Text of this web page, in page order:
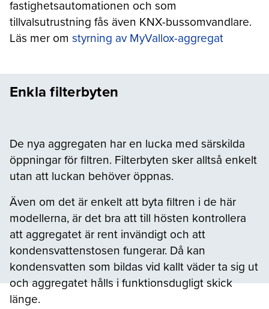
fastighetsautomationen och som
tillvalsutrustning fås även KNX-bussomvandlare.
Läs mer om styrning av MyVallox-aggregat
Enkla filterbyten
De nya aggregaten har en lucka med särskilda
öppningar för filtren. Filterbyten sker alltså enkelt
utan att luckan behöver öppnas.
Även om det är enkelt att byta filtren i de här
modellerna, är det bra att till hösten kontrollera
att aggregatet är rent invändigt och att
kondensvattenstosen fungerar. Då kan
kondensvatten som bildas vid kallt väder ta sig ut
och aggregatet hålls i funktionsdugligt skick
länge.